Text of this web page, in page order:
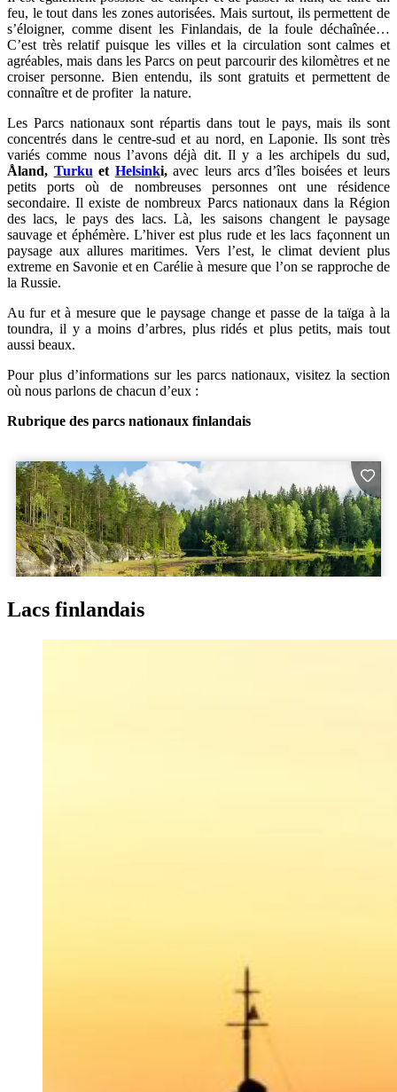
feu, le tout dans les zones autorisées. Mais surtout, ils permettent de
s’éloigner, comme disent les Finlandais, de la foule déchaînée…
C’est très relatif puisque les villes et la circulation sont calmes et
agréables, mais dans les Parcs on peut parcourir des kilomètres et ne
croiser personne. Bien entendu, ils sont gratuits et permettent de
connaître et de profiter la nature.
Les Parcs nationaux sont répartis dans tout le pays, mais ils sont
concentrés dans le centre-sud et au nord, en Laponie. Ils sont très
variés comme nous l’avons déjà dit. Il y a les archipels du sud,
Åland, Turku et Helsinki,avec leurs arcs d’îles boisées et leurs
petits ports où de nombreuses personnes ont une résidence
secondaire. Il existe de nombreux Parcs nationaux dans la Région
des lacs, le pays des lacs. Là, les saisons changent le paysage
sauvage et éphémère. L’hiver est plus rude et les lacs façonnent un
paysage aux allures maritimes. Vers l’est, le climat devient plus
extreme en Savonie et en Carélie à mesure que l’on se rapproche de
la Russie.
Au fur et à mesure que le paysage change et passe de la taïga à la
toundra, il y a moins d’arbres, plus ridés et plus petits, mais tout
aussi beaux.
Pour plus d’informations sur les parcs nationaux, visitez la section
où nous parlons de chacun d’eux :
Rubrique des parcs nationaux finlandais
Lacs finlandais